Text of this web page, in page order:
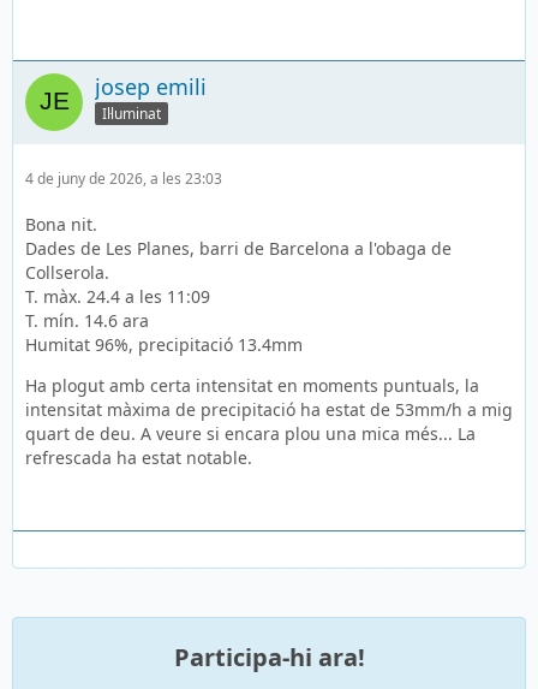
josep emili
Il·luminat
4 de juny de 2026, a les 23:03
Bona nit.
Dades de Les Planes, barri de Barcelona a l'obaga de
Collserola.
T. màx. 24.4 a les 11:09
T. mín. 14.6 ara
Humitat 96%, precipitació 13.4mm
Ha plogut amb certa intensitat en moments puntuals, la
intensitat màxima de precipitació ha estat de 53mm/h a mig
quart de deu. A veure si encara plou una mica més... La
refrescada ha estat notable.
Participa-hi ara!